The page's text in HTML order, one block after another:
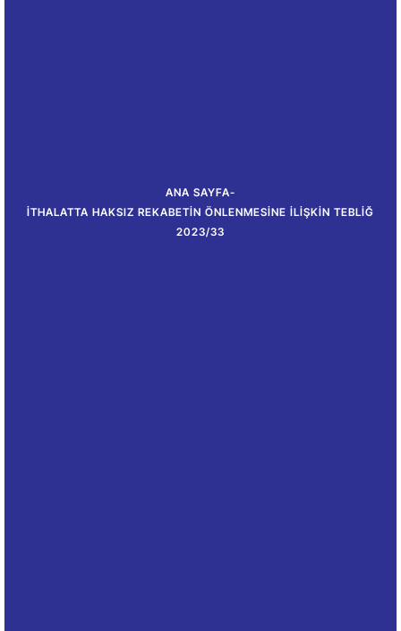
ANA SAYFA-
İTHALATTA HAKSIZ REKABETIN ÖNLENMESINE İLIŞKIN TEBLIĞ
2023/33